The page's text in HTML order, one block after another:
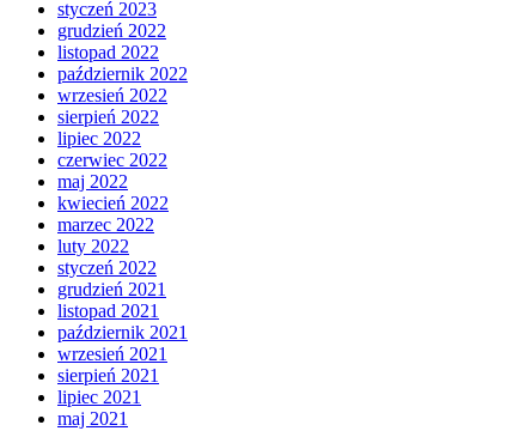
styczeń 2023
grudzień 2022
listopad 2022
październik 2022
wrzesień 2022
sierpień 2022
lipiec 2022
czerwiec 2022
maj 2022
kwiecień 2022
marzec 2022
luty 2022
styczeń 2022
grudzień 2021
listopad 2021
październik 2021
wrzesień 2021
sierpień 2021
lipiec 2021
maj 2021